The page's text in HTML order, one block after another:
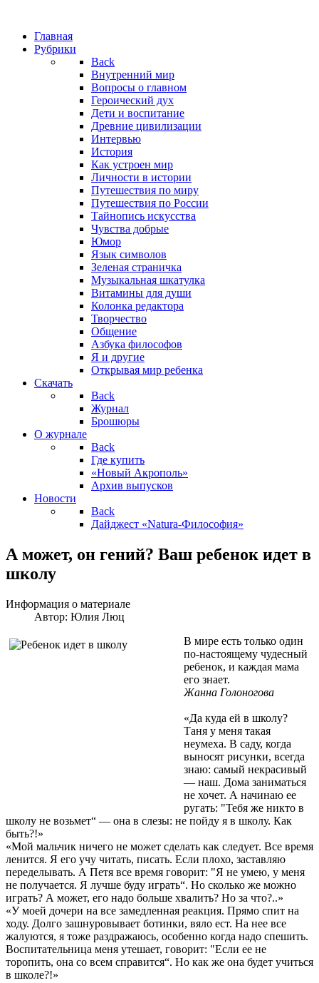
Главная
Рубрики
Back
Внутренний мир
Вопросы о главном
Героический дух
Дети и воспитание
Древние цивилизации
Интервью
История
Как устроен мир
Личности в истории
Путешествия по миру
Путешествия по России
Тайнопись искусства
Чувства добрые
Юмор
Язык символов
Зеленая страничка
Музыкальная шкатулка
Витамины для души
Колонка редактора
Творчество
Общение
Азбука философов
Я и другие
Открывая мир ребенка
Скачать
Back
Журнал
Брошюры
О журнале
Back
Где купить
«Новый Акрополь»
Архив выпусков
Новости
Back
Дайджест «Natura-Философия»
А может, он гений? Ваш ребенок идет в
школу
Информация о материале
Автор: Юлия Люц
В мире есть только один
по-настоящему чудесный
ребенок, и каждая мама
его знает.
Жанна Голоногова
«Да куда ей в школу?
Таня у меня такая
неумеха. В саду, когда
выносят рисунки, всегда
знаю: самый некрасивый
— наш. Дома заниматься
не хочет. А начинаю ее
ругать: "Тебя же никто в
школу не возьмет“ — она в слезы: не пойду я в школу. Как
быть?!»
«Мой мальчик ничего не может сделать как следует. Все время
ленится. Я его учу читать, писать. Если плохо, заставляю
переделывать. А Петя все время говорит: "Я не умею, у меня
не получается. Я лучше буду играть“. Но сколько же можно
играть? А может, его надо больше хвалить? Но за что?..»
«У моей дочери на все замедленная реакция. Прямо спит на
ходу. Долго зашнуровывает ботинки, вяло ест. На нее все
жалуются, я тоже раздражаюсь, особенно когда надо спешить.
Воспитательница меня утешает, говорит: "Если ее не
торопить, она со всем справится“. Но как же она будет учиться
в школе?!»